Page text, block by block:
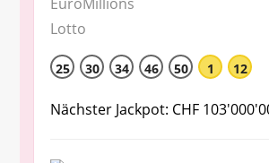
25 30 34 46 50 1 12
Nächster Jackpot: CHF